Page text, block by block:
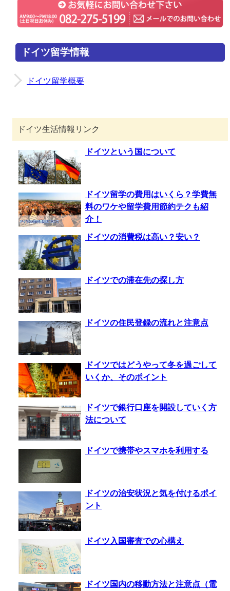
ドイツ留学情報
ドイツ留学概要
ドイツ生活情報リンク
ドイツという国について
ドイツ留学の費用はいくら？学費無
料のワケや留学費用節約テクも紹
介！
ドイツの消費税は高い？安い？
ドイツでの滞在先の探し方
ドイツの住民登録の流れと注意点
ドイツではどうやって冬を過ごして
いくか、そのポイント
ドイツで銀行口座を開設していく方
法について
ドイツで携帯やスマホを利用する
ドイツの治安状況と気を付けるポイ
ント
ドイツ入国審査での心構え
ドイツ国内の移動方法と注意点（電